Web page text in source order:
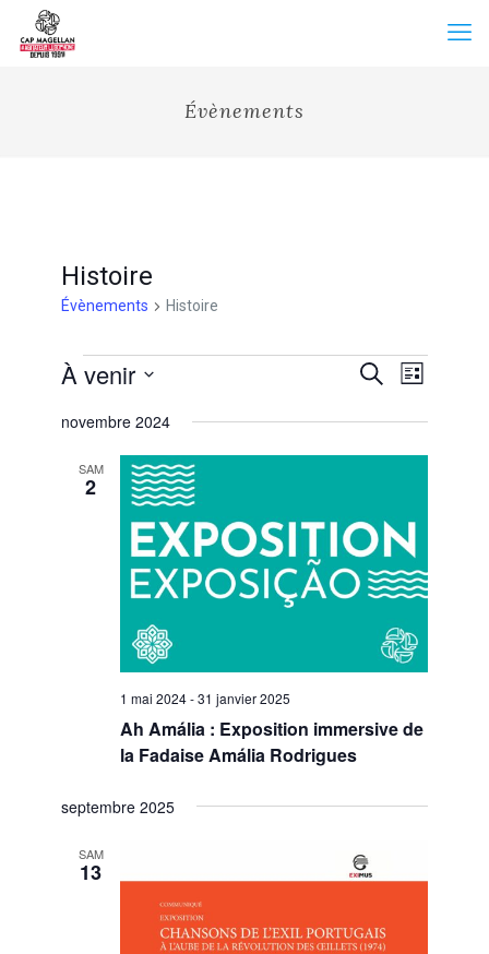
Évènements
Histoire
Évènements Histoire
Évènements
Recherche
vues
Recherche
Navigation
de
Évènement
Liste
À venir
une
novembre 2024
SAM
2
Ah Amália : Exposition immersive de
la Fadaise Amália Rodrigues
1 mai 2024-31 janvier 2025
septembre 2025
SAM
13